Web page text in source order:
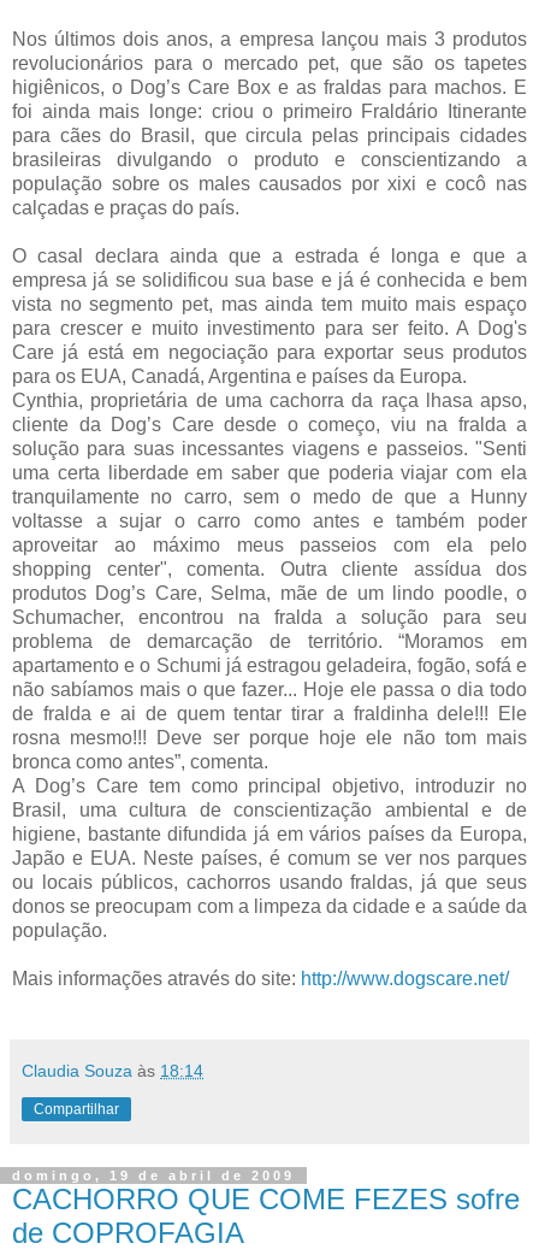
Nos últimos dois anos, a empresa lançou mais 3 produtos
revolucionários para o mercado pet, que são os tapetes
higiênicos, o Dog’s Care Box e as fraldas para machos. E
foi ainda mais longe: criou o primeiro Fraldário Itinerante
para cães do Brasil, que circula pelas principais cidades
brasileiras divulgando o produto e conscientizando a
população sobre os males causados por xixi e cocô nas
calçadas e praças do país.
O casal declara ainda que a estrada é longa e que a
empresa já se solidificou sua base e já é conhecida e bem
vista no segmento pet, mas ainda tem muito mais espaço
para crescer e muito investimento para ser feito. A Dog's
Care já está em negociação para exportar seus produtos
para os EUA, Canadá, Argentina e países da Europa.
Cynthia, proprietária de uma cachorra da raça lhasa apso,
cliente da Dog’s Care desde o começo, viu na fralda a
solução para suas incessantes viagens e passeios. "Senti
uma certa liberdade em saber que poderia viajar com ela
tranquilamente no carro, sem o medo de que a Hunny
voltasse a sujar o carro como antes e também poder
aproveitar ao máximo meus passeios com ela pelo
shopping center", comenta. Outra cliente assídua dos
produtos Dog’s Care, Selma, mãe de um lindo poodle, o
Schumacher, encontrou na fralda a solução para seu
problema de demarcação de território. “Moramos em
apartamento e o Schumi já estragou geladeira, fogão, sofá e
não sabíamos mais o que fazer... Hoje ele passa o dia todo
de fralda e ai de quem tentar tirar a fraldinha dele!!! Ele
rosna mesmo!!! Deve ser porque hoje ele não tom mais
bronca como antes”, comenta.
A Dog’s Care tem como principal objetivo, introduzir no
Brasil, uma cultura de conscientização ambiental e de
higiene, bastante difundida já em vários países da Europa,
Japão e EUA. Neste países, é comum se ver nos parques
ou locais públicos, cachorros usando fraldas, já que seus
donos se preocupam com a limpeza da cidade e a saúde da
população.
Mais informações através do site: http://www.dogscare.net/
Claudia Souza às 18:14
Compartilhar
domingo, 19 de abril de 2009
CACHORRO QUE COME FEZES sofre
de COPROFAGIA